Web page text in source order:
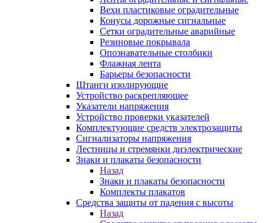
Вехи пластиковые оградительные
Конусы дорожные сигнальные
Сетки оградительные аварийные
Резиновые покрывала
Опознавательные столбики
Флажная лента
Барьеры безопасности
Штанги изолирующие
Устройство раскрепляющее
Указатели напряжения
Устройство проверки указателей
Комплектующие средств электрозащиты
Сигнализаторы напряжения
Лестницы и стремянки диэлектрические
Знаки и плакаты безопасности
Назад
Знаки и плакаты безопасности
Комплекты плакатов
Средства защиты от падения с высоты
Назад